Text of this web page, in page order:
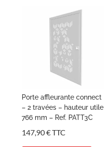
Porte affleurante connect
– 2 travées – hauteur utile
766 mm – Ref. PATT3C
147,90€TTC